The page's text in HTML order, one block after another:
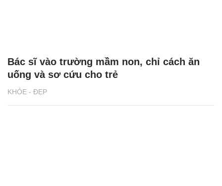
KHỎE - ĐẸP
Bác sĩ vào trường mầm non, chỉ cách ăn
uống và sơ cứu cho trẻ